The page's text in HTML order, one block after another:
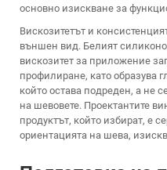
основно изискване за
Вискозитетът и
външен вид. Белият
вискозитет за приложение
профилиране, като образува
който остава подреден, а не
на шевовете. Проектантите
продуктът, който избират, е
ориентацията на шева,